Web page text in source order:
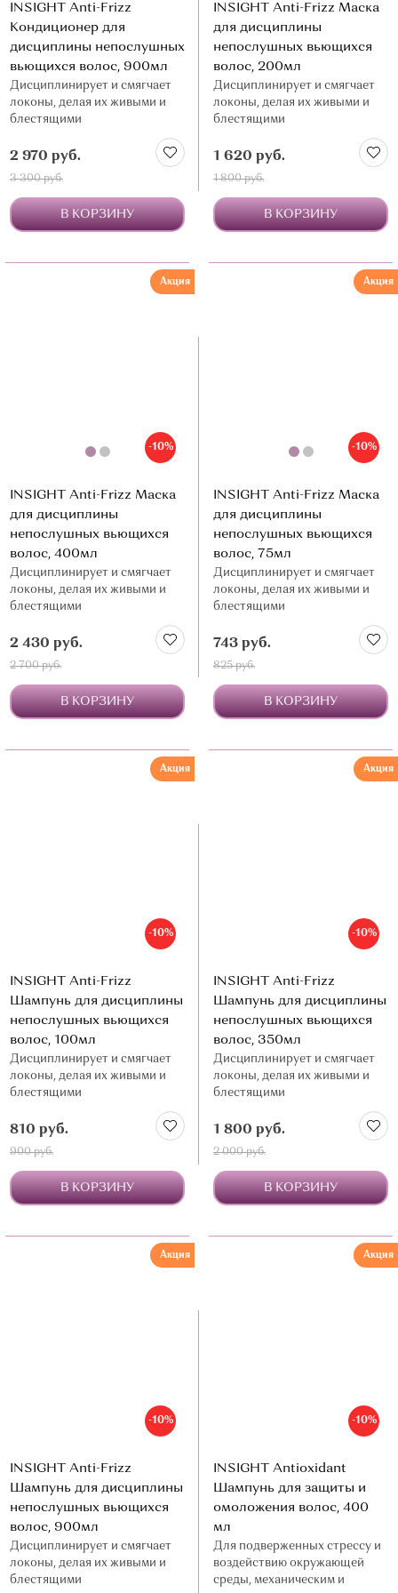
INSIGHT Anti-Frizz
Кондиционер для
дисциплины непослушных
вьющихся волос, 900мл
Дисциплинирует и смягчает
локоны, делая их живыми и
блестящими
2 970 руб.
3 300 руб.
В КОРЗИНУ
INSIGHT Anti-Frizz Маска
для дисциплины
непослушных вьющихся
волос, 200мл
Дисциплинирует и смягчает
локоны, делая их живыми и
блестящими
1 620 руб.
1 800 руб.
В КОРЗИНУ
-10%
Акция
INSIGHT Anti-Frizz Маска
для дисциплины
непослушных вьющихся
волос, 400мл
Дисциплинирует и смягчает
локоны, делая их живыми и
блестящими
2 430 руб.
2 700 руб.
В КОРЗИНУ
-10%
Акция
INSIGHT Anti-Frizz Маска
для дисциплины
непослушных вьющихся
волос, 75мл
Дисциплинирует и смягчает
локоны, делая их живыми и
блестящими
743 руб.
825 руб.
В КОРЗИНУ
-10%
Акция
INSIGHT Anti-Frizz
Шампунь для дисциплины
непослушных вьющихся
волос, 100мл
Дисциплинирует и смягчает
локоны, делая их живыми и
блестящими
810 руб.
900 руб.
В КОРЗИНУ
-10%
Акция
INSIGHT Anti-Frizz
Шампунь для дисциплины
непослушных вьющихся
волос, 350мл
Дисциплинирует и смягчает
локоны, делая их живыми и
блестящими
1 800 руб.
2 000 руб.
В КОРЗИНУ
-10%
Акция
INSIGHT Anti-Frizz
Шампунь для дисциплины
непослушных вьющихся
волос, 900мл
Дисциплинирует и смягчает
локоны, делая их живыми и
блестящими
-10%
Акция
INSIGHT Antioxidant
Шампунь для защиты и
омоложения волос, 400
мл
Для подверженных стрессу и
воздействию окружающей
среды, механическим и